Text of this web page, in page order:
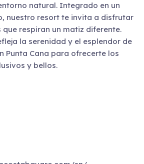
natural. Integrado en un
nuestro resort te invita a disfrutar
respiran un matiz diferente.
la serenidad y el esplendor de
Punta Cana para ofrecerte los
y bellos.